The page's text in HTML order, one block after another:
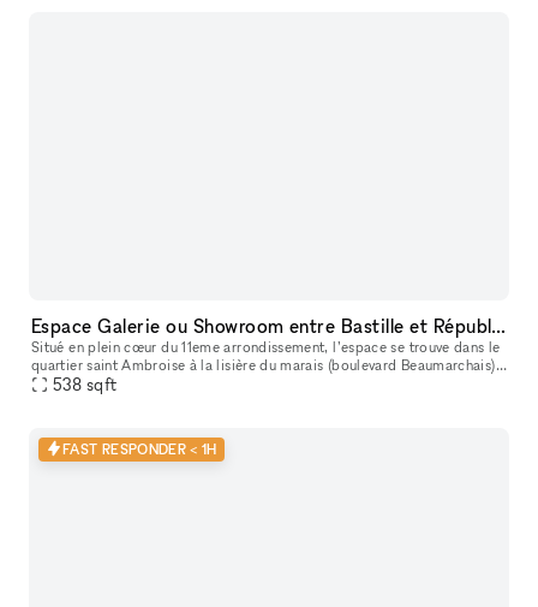
Espace Galerie ou Showroom entre Bastille et République
Situé en plein cœur du 11eme arrondissement, l’espace se trouve dans le
quartier saint Ambroise à la lisière du marais (boulevard Beaumarchais)
et du quartier Rue saint Maur (espace des lumières et s
538 sqft
FAST RESPONDER < 1H